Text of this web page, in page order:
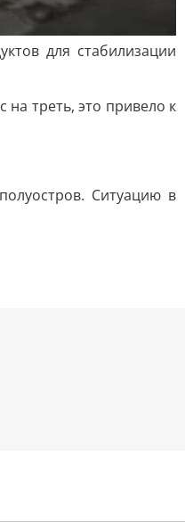
для стабилизации
треть, это привело к
Ситуацию в